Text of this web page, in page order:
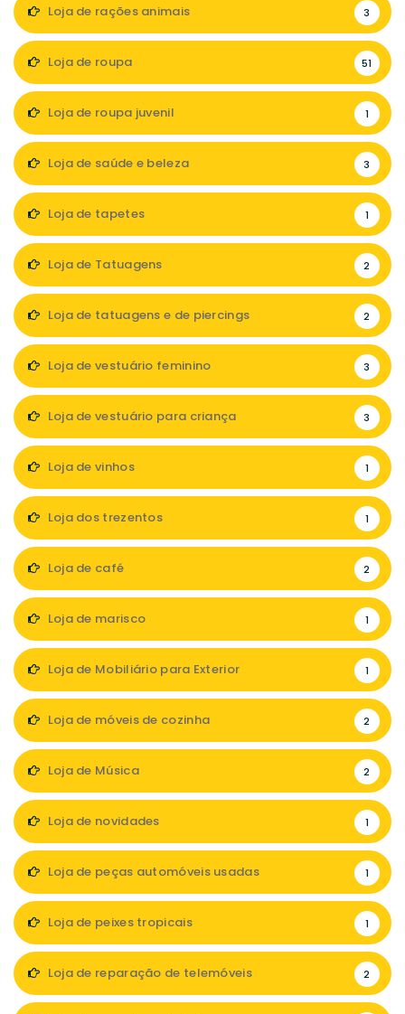
Loja de rações animais 3
Loja de roupa 51
Loja de roupa juvenil 1
Loja de saúde e beleza 3
Loja de tapetes 1
Loja de Tatuagens 2
Loja de tatuagens e de piercings 2
Loja de vestuário feminino 3
Loja de vestuário para criança 3
Loja de vinhos 1
Loja dos trezentos 1
Loja de café 2
Loja de marisco 1
Loja de Mobiliário para Exterior 1
Loja de móveis de cozinha 2
Loja de Música 2
Loja de novidades 1
Loja de peças automóveis usadas 1
Loja de peixes tropicais 1
Loja de reparação de telemóveis 2